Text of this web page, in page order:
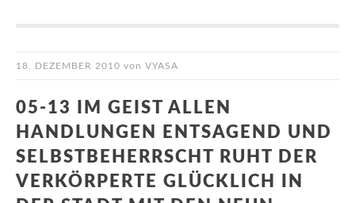
18. DEZEMBER 2010 von VYASA
05-13 IM GEIST ALLEN
HANDLUNGEN ENTSAGEND UND
SELBSTBEHERRSCHT RUHT DER
VERKÖRPERTE GLÜCKLICH IN